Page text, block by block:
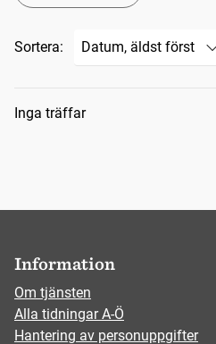
Sortera:
Sökresultat
Inga träffar
Information
Om tjänsten
Alla tidningar A-Ö
Hantering av personuppgifter